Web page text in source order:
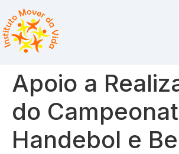
Apoio a
do
Handebol e